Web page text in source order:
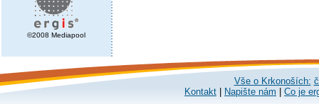
©2008 Mediapool
Vše o Krkonoších:
Kontakt
Napište nám Co je